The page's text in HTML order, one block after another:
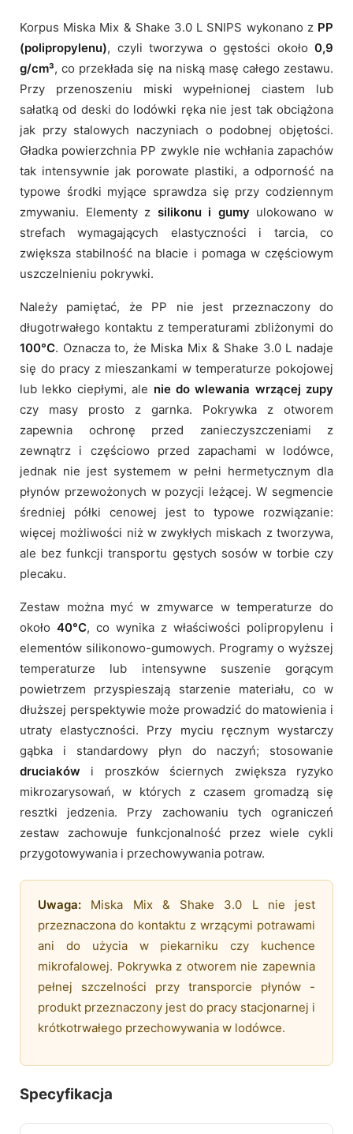
Korpus Miska Mix & Shake 3.0 L SNIPS wykonano z PP
(polipropylenu), czyli tworzywa o gęstości około 0,9
g/cm³, co przekłada się na niską masę całego zestawu.
Przy przenoszeniu miski wypełnionej ciastem lub
sałatką od deski do lodówki ręka nie jest tak obciążona
jak przy stalowych naczyniach o podobnej objętości.
Gładka powierzchnia PP zwykle nie wchłania zapachów
tak intensywnie jak porowate plastiki, a odporność na
typowe środki myjące sprawdza się przy codziennym
zmywaniu. Elementy z silikonu i gumy ulokowano w
strefach wymagających elastyczności i tarcia, co
zwiększa stabilność na blacie i pomaga w częściowym
uszczelnieniu pokrywki.
Należy pamiętać, że PP nie jest przeznaczony do
długotrwałego kontaktu z temperaturami zbliżonymi do
100°C. Oznacza to, że Miska Mix & Shake 3.0 L nadaje
się do pracy z mieszankami w temperaturze pokojowej
lub lekko ciepłymi, ale nie do wlewania wrzącej zupy
czy masy prosto z garnka. Pokrywka z otworem
zapewnia ochronę przed zanieczyszczeniami z
zewnątrz i częściowo przed zapachami w lodówce,
jednak nie jest systemem w pełni hermetycznym dla
płynów przewożonych w pozycji leżącej. W segmencie
średniej półki cenowej jest to typowe rozwiązanie:
więcej możliwości niż w zwykłych miskach z tworzywa,
ale bez funkcji transportu gęstych sosów w torbie czy
plecaku.
Zestaw można myć w zmywarce w temperaturze do
około 40°C, co wynika z właściwości polipropylenu i
elementów silikonowo-gumowych. Programy o wyższej
temperaturze lub intensywne suszenie gorącym
powietrzem przyspieszają starzenie materiału, co w
dłuższej perspektywie może prowadzić do matowienia i
utraty elastyczności. Przy myciu ręcznym wystarczy
gąbka i standardowy płyn do naczyń; stosowanie
druciaków i proszków ściernych zwiększa ryzyko
mikrozarysowań, w których z czasem gromadzą się
resztki jedzenia. Przy zachowaniu tych ograniczeń
zestaw zachowuje funkcjonalność przez wiele cykli
przygotowywania i przechowywania potraw.
Uwaga: Miska Mix & Shake 3.0 L nie jest
przeznaczona do kontaktu z wrzącymi potrawami
ani do użycia w piekarniku czy kuchence
mikrofalowej. Pokrywka z otworem nie zapewnia
pełnej szczelności przy transporcie płynów -
produkt przeznaczony jest do pracy stacjonarnej i
krótkotrwałego przechowywania w lodówce.
Specyfikacja